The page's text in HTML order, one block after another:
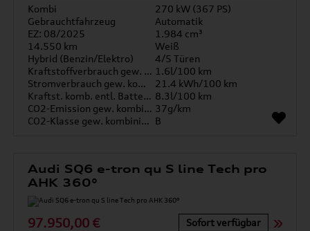
Kombi
270 kW (367 PS)
Gebrauchtfahrzeug
Automatik
EZ: 08/2025
1.984 cm³
14.550 km
Weiß
Hybrid (Benzin/Elektro)
4/5 Türen
Kraftstoffverbrauch gew. kombiniert 1.6l/100 km
Stromverbrauch gew. kombiniert
21.4 kWh/100 km
Kraftst. komb. entl. Batterie 8.3l/100 km
CO2-Emission gew. kombiniert 37g/km
CO2-Klasse gew. kombiniert B
Audi SQ6 e-tron qu S line Tech pro
AHK 360°
97.950,00 € Sofort verfügbar